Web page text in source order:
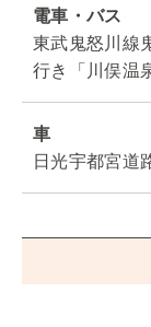
電車・バス
東武鬼怒川線
行き「川俣温
車
日光宇都宮道